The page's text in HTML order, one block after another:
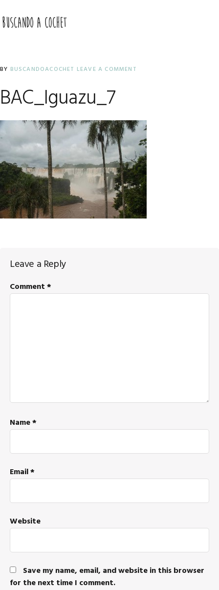
to
primary
to
main
to
primary
BY BUSCANDOACOCHET LEAVE A COMMENT
BAC_Iguazu_7
Reader
Interactions
Leave a Reply
Comment*
Name*
Email*
Website
Save my name, email, and website in this browser
for the next time I comment.